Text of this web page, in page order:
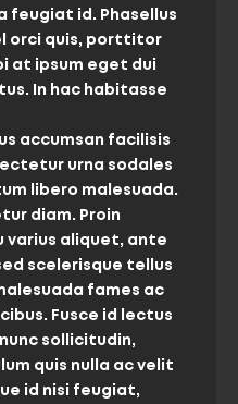
feugiat id. Phasellus
orci quis, porttitor
at ipsum eget dui
In hac habitasse
accumsan facilisis
urna sodales
libero malesuada.
diam. Proin
varius aliquet, ante
scelerisque tellus
fames ac
Fusce id lectus
sollicitudin,
quis nulla ac velit
id nisi feugiat,